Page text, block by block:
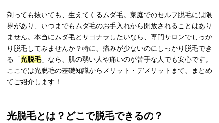
剃っても抜いても、生えてくるムダ毛。家庭でのセルフ脱毛には限
界があり、いつまでもムダ毛のお手入れから開放されることはあり
ません。本当にムダ毛とサヨナラしたいなら、専門サロンでしっか
り脱毛してみませんか？特に、痛みが少ないのにしっかり脱毛でき
る「光脱毛」なら、肌の弱い人や痛いのが苦手な人でも安心です。
ここでは光脱毛の基礎知識からメリット・デメリットまで、まとめ
てご紹介します！
光脱毛とは？どこで脱毛できるの？